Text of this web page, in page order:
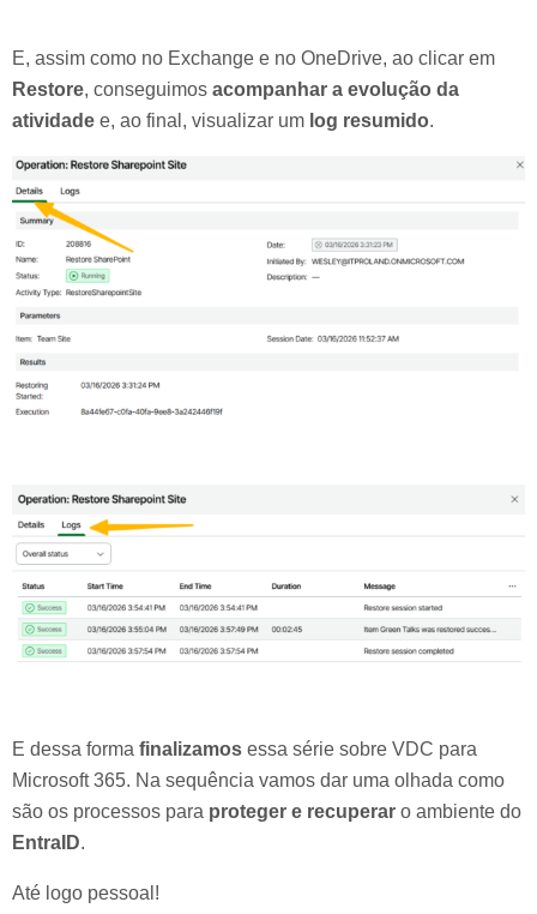
E, assim como no Exchange e no OneDrive, ao clicar em
Restore, conseguimos acompanhar a evolução da
atividade e, ao final, visualizar um log resumido.
E dessa forma finalizamos essa série sobre VDC para
Microsoft 365. Na sequência vamos dar uma olhada como
são os processos para proteger e recuperar o ambiente do
EntraID.
Até logo pessoal!